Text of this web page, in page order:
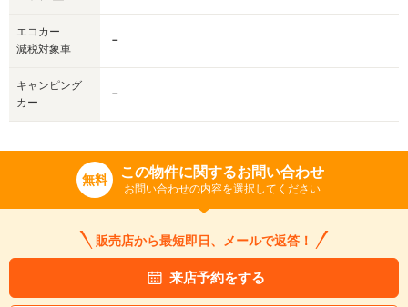
エコカー
減税対象車
－
キャンピング
カー
－
無料 この物件に関するお問い合わせ
お問い合わせの内容を選択してください
販売店から最短即日、メールで返答！
来店予約をする